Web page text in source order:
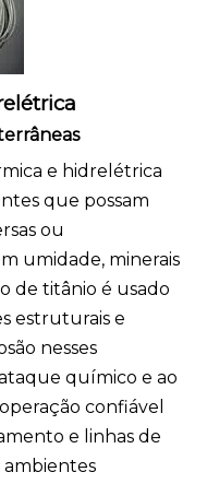
e hidrelétrica
que possam
ou
umidade, minerais
de titânio é usado
estruturais e
nesses
químico e ao
confiável
e linhas de
ambientes